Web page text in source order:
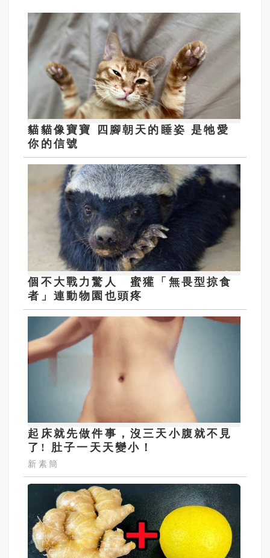
貓貓像寶寶 四腳朝天的睡姿 是牠愛
你的信號
個不大戰力驚人 蜜獾「無畏型掠食
者」連動物園也頭疼
起床就先做件事，沒三天小腹就不見
了! 肚子一天天變小！
新素簡